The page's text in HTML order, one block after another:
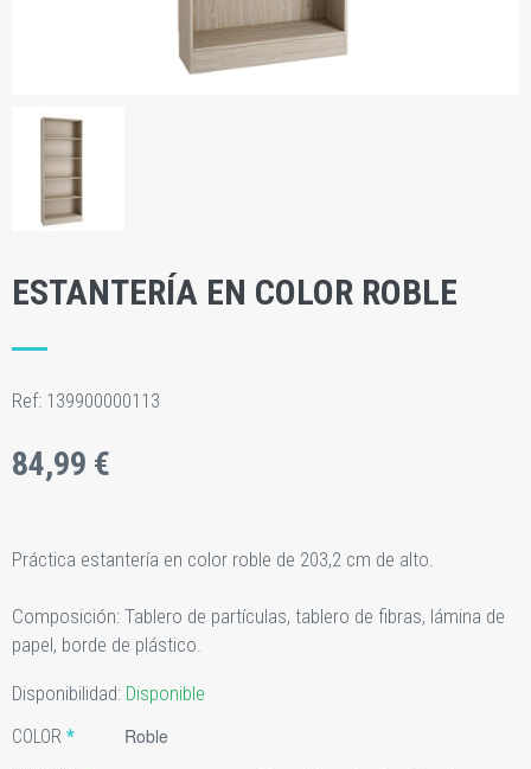
ESTANTERÍA EN COLOR ROBLE
Ref: 139900000113
84,99 €
Práctica estantería en color roble de 203,2 cm de alto.
Composición: Tablero de partículas, tablero de fibras, lámina de
papel, borde de plástico.
Disponibilidad: Disponible
COLOR Roble